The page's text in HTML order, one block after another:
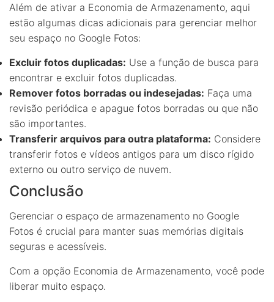
Além de ativar a Economia de Armazenamento, aqui
estão algumas dicas adicionais para gerenciar melhor
seu espaço no Google Fotos:
Excluir fotos duplicadas: Use a função de busca para
encontrar e excluir fotos duplicadas.
Remover fotos borradas ou indesejadas: Faça uma
revisão periódica e apague fotos borradas ou que não
são importantes.
Transferir arquivos para outra plataforma: Considere
transferir fotos e vídeos antigos para um disco rígido
externo ou outro serviço de nuvem.
Conclusão
Gerenciar o espaço de armazenamento no Google
Fotos é crucial para manter suas memórias digitais
seguras e acessíveis.
Com a opção Economia de Armazenamento, você pode
liberar muito espaço.